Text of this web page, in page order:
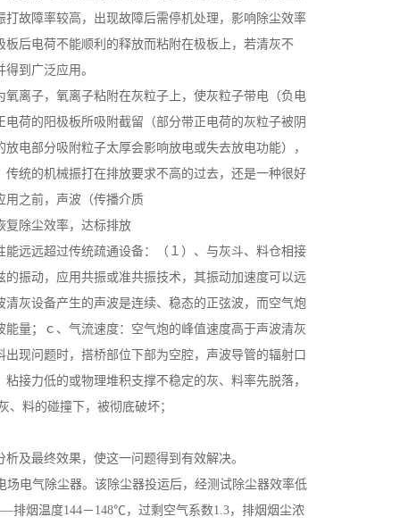
故障率较高，出现故障后需停机处理，影响除尘效率
后电荷不能顺利的释放而粘附在极板上，若清灰不
到广泛应用。
离子，氧离子粘附在灰粒子上，使灰粒子带电（负电
荷的阳极板所吸附截留（部分带正电荷的灰粒子被阴
电部分吸附粒子太厚会影响放电或失去放电功能），
统的机械振打在排放要求不高的过去，还是一种很好
用之前，声波（传播介质
复除尘效率，达标排放
远远超过传统疏通设备：（１）、与灰斗、料仓相接
振动，应用共振或准共振技术，其振动加速度可以远
灰设备产生的声波是连续、稳态的正弦波，而空气炮
量；ｃ、气流速度：空气炮的峰值速度高于声波清灰
现问题时，搭桥部位下部为空腔，声波导管的辐射口
接力低的或物理堆积支撑不稳定的灰、料率先脱落，
、料的碰撞下，被彻底破坏；
及最终效果，使这一问题得到有效解决。
电气除尘器。该除尘器投运后，经测试除尘器效率低
排烟温度144－148℃，过剩空气系数1.3，排烟烟尘浓